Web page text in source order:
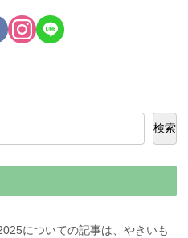
検索
についての記事は、やきいも